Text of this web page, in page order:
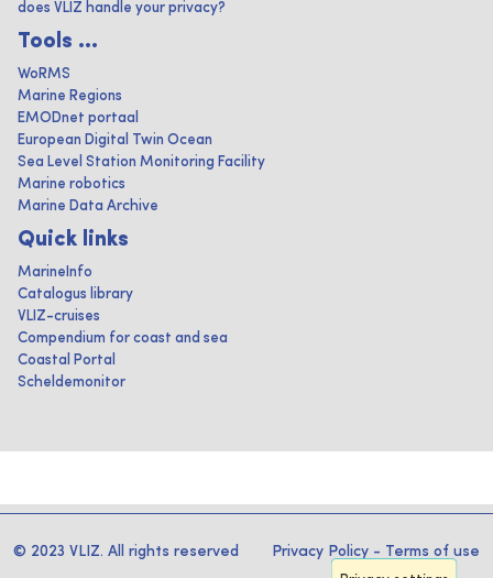
does VLIZ handle your privacy?
Tools ...
WoRMS
Marine Regions
EMODnet portaal
European Digital Twin Ocean
Sea Level Station Monitoring Facility
Marine robotics
Marine Data Archive
Quick links
MarineInfo
Catalogus library
VLIZ-cruises
Compendium for coast and sea
Coastal Portal
Scheldemonitor
© 2023 VLIZ. All rights reserved Privacy Policy - Terms of use